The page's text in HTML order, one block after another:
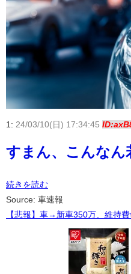
1: 24/03/10(日) 17:34:45
すまん、こんなん
続きを読む
Source: 車速報
【悲報】車→新車350万、維持費